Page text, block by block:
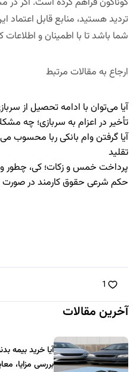
تردید هستید، منابع قابل اعتماد
شما باشد تا با اطمینان و
ارجاع به مقالات مرتبط
آیا می‌توان با ادامه تحصیل از
تأخیر در اعزام به سربازی؛ چه
آیا گرفتن وام بانکی ربا محسوب
تقلید
پرداخت خمس و زکات؛ کی، چطور و
حکم شرعی حقوق کارمند در صورت
1
آخرین مقالات
آیا خرید بیمه
بررسی مزایا،